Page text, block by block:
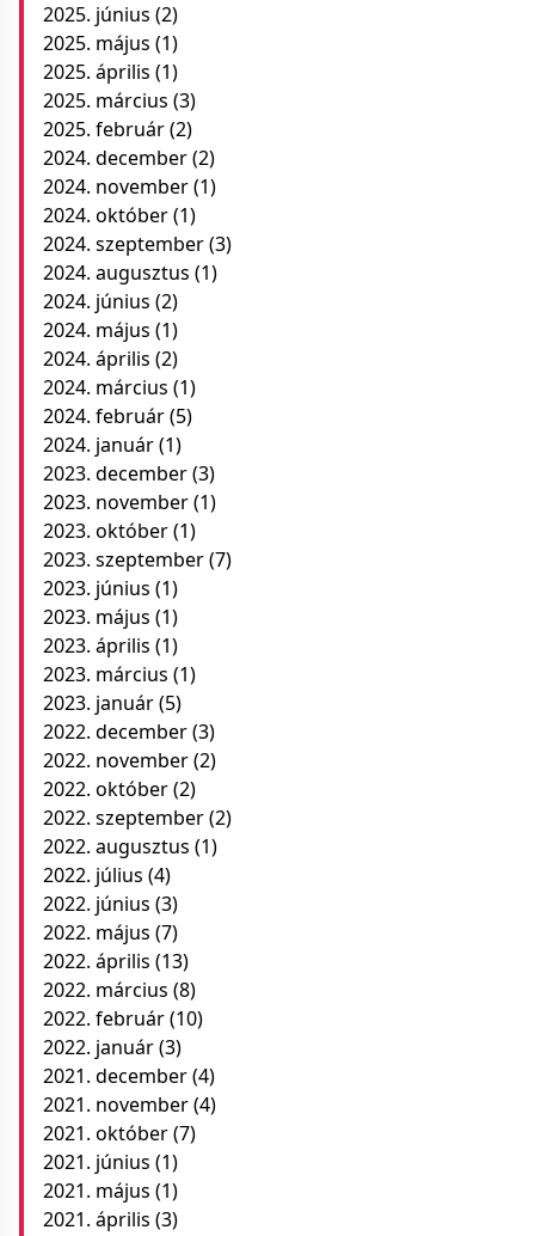
2025. június (2)
2025. május (1)
2025. április (1)
2025. március (3)
2025. február(2)
2024. december(2)
2024. november(1)
2024. október(1)
2024. szeptember(3)
2024. augusztus (1)
2024. június (2)
2024. május (1)
2024. április (2)
2024. március (1)
2024. február(5)
2024. január(1)
2023. december(3)
2023. november(1)
2023. október(1)
2023. szeptember(7)
2023. június (1)
2023. május (1)
2023. április (1)
2023. március (1)
2023. január(5)
2022. december(3)
2022. november(2)
2022. október(2)
2022. szeptember(2)
2022. augusztus (1)
2022. július (4)
2022. június (3)
2022. május (7)
2022. április (13)
2022. március (8)
2022. február(10)
2022. január(3)
2021. december(4)
2021. november(4)
2021. október(7)
2021. június (1)
2021. május (1)
2021. április (3)